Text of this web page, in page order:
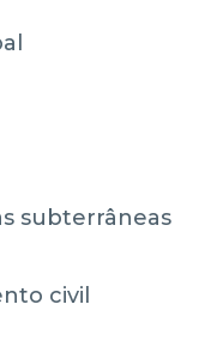
subterrâneas
civil